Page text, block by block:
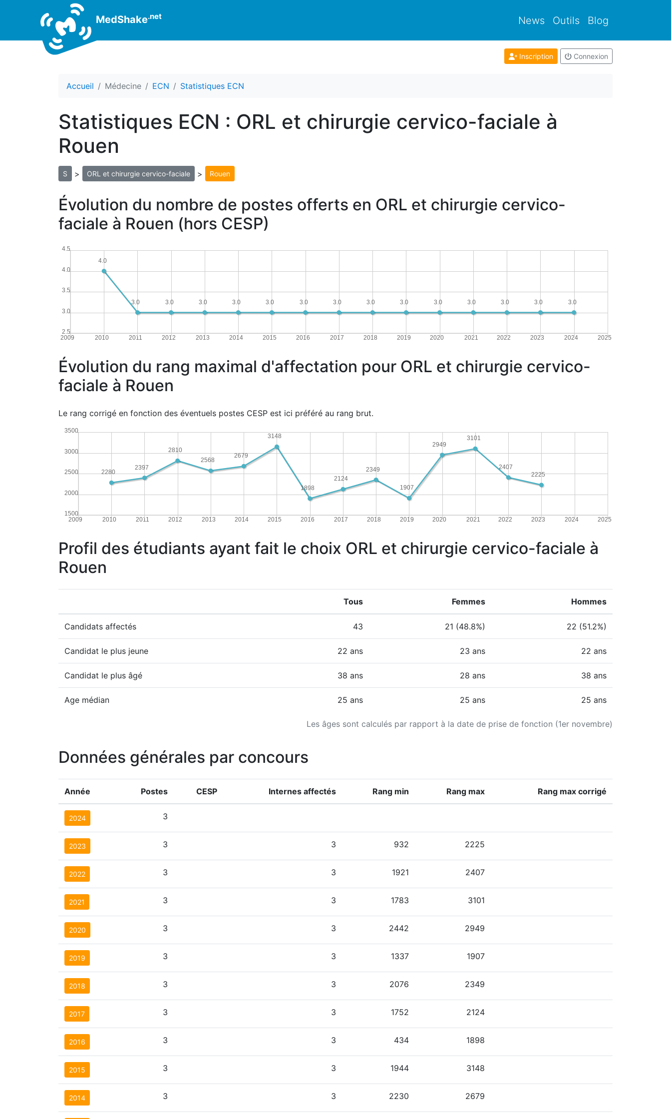
MedShake.net News Outils Blog
Inscription Connexion
Accueil Médecine ECN Statistiques ECN
Statistiques ECN : ORL et chirurgie cervico-faciale à
Rouen
S > ORL et chirurgie cervico-faciale > Rouen
Évolution du nombre de postes offerts en ORL et chirurgie cervico-
faciale à Rouen (hors CESP)
2009 2010 2011 2012 2013 2014 2015 2016 2017 2018 2019 2020 2021 2022 2023 2024 2025
2.5
3.0
3.5
4.0
4.5
3.0
3.0
3.0
3.0
3.0
3.0
3.0
3.0
3.0
3.0
3.0
3.0
3.0
3.0
4.0
Évolution du rang maximal d'affectation pour ORL et chirurgie cervico-
faciale à Rouen
Le rang corrigé en fonction des éventuels postes CESP est ici préféré au rang brut.
2009 2010 2011 2012 2013 2014 2015 2016 2017 2018 2019 2020 2021 2022 2023 2024 2025
1500
2000
2500
3000
3500
2225
2407
3101
2949
1907
2349
2124
1898
3148
2679
2568
2810
2397
2280
Profil des étudiants ayant fait le choix ORL et chirurgie cervico-faciale à
Rouen
Les âges sont calculés par rapport à la date de prise de fonction (1er novembre)
Tous Femmes Hommes
Candidats affectés 43 21 (48.8%) 22 (51.2%)
Candidat le plus jeune 22 ans 23 ans 22 ans
Candidat le plus âgé 38 ans 28 ans 38 ans
Age médian 25 ans 25 ans 25 ans
Données générales par concours
Année Postes CESP Internes affectés Rang min Rang max Rang max corrigé
2024 3
2023 3 3 932 2225
2022 3 3 1921 2407
2021 3 3 1783 3101
2020 3 3 2442 2949
2019 3 3 1337 1907
2018 3 3 2076 2349
2017 3 3 1752 2124
2016 3 3 434 1898
2015 3 3 1944 3148
2014 3 3 2230 2679